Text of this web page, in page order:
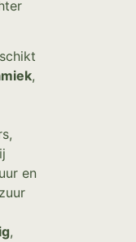
,
en
,